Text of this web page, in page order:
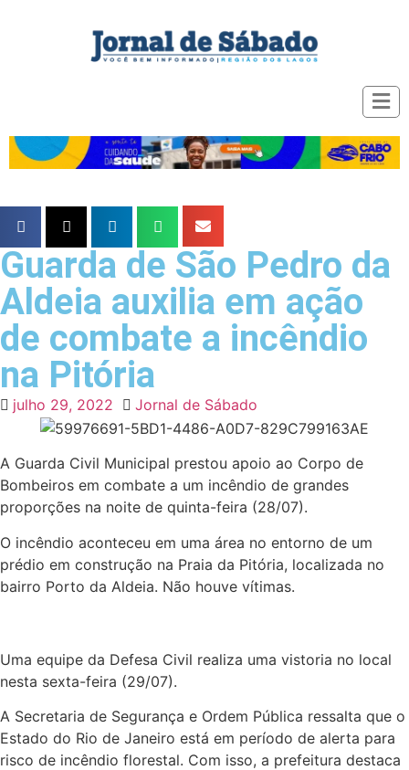
Guarda de São Pedro da
Aldeia auxilia em ação
de combate a incêndio
na Pitória
julho 29, 2022 Jornal de Sábado
A Guarda Civil Municipal prestou apoio ao Corpo de
Bombeiros em combate a um incêndio de grandes
proporções na noite de quinta-feira (28/07).
O incêndio aconteceu em uma área no entorno de um
prédio em construção na Praia da Pitória, localizada no
bairro Porto da Aldeia. Não houve vítimas.
Uma equipe da Defesa Civil realiza uma vistoria no local
nesta sexta-feira (29/07).
A Secretaria de Segurança e Ordem Pública ressalta que o
Estado do Rio de Janeiro está em período de alerta para
risco de incêndio florestal. Com isso, a prefeitura destaca